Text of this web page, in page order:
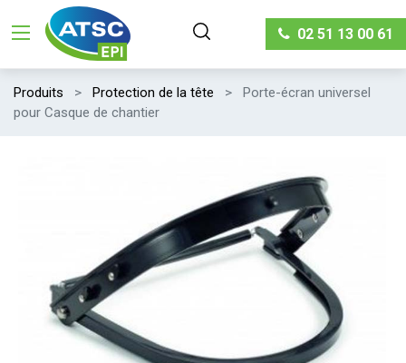
02 51 13 00 61
Produits Protection de la tête
Porte-écran universel
pour Casque de chantier